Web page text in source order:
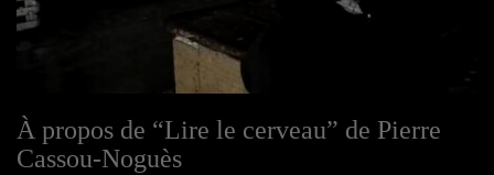
À propos de “Lire le cerveau” de Pierre
Cassou-Noguès